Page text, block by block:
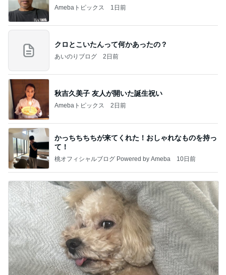
Amebaトピックス 1日前
クロとこいたんって何かあったの？
あいのりブログ 2日前
秋吉久美子 友人が開いた誕生祝い
Amebaトピックス 2日前
かっちちちちが来てくれた！おしゃれなものを持っ
て！
桃オフィシャルブログ Powered by Ameba 10日前